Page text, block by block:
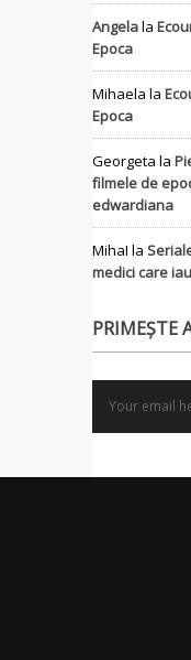
Angelala
Epoca
Mihaela la
Epoca
Georgeta la
filmele de
edwardiana
MihaI la
medici care
PRIMEȘTE